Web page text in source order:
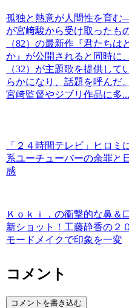
孤独と熱意が人間性を育
が宮﨑駿から受け取ったも
（82）の最新作『君たちは
か』が公開されると同時に
（32）が主題歌を提供して
らかになり、話題を呼んだ
宮﨑監督やジブリ作品に多...
「２４時間テレビ」ヒロミ
系ユーチューバーの余罪と
感
Ｋｏｋｉ，の衝撃的な鼻＆
新ショット！工藤静香の２
モードメイクで印象を一変
コメント
コメントを書き込む